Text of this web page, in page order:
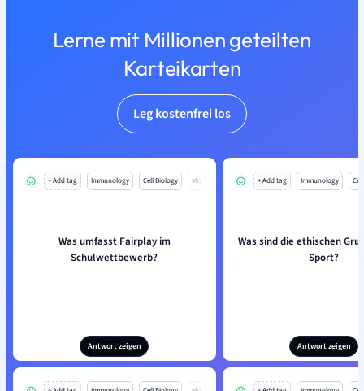
Lerne mit Millionen geteilten
Karteikarten
Leg kostenfrei los
+ Add tag Immunology Cell Biology Mo
Was umfasst Fairplay im
Schulwettbewerb?
Antwort zeigen
+ Add tag Immunology
Was sind die ethischen
Sport?
Antwort zeigen